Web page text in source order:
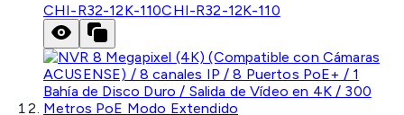
CHI-R32-12K-110CHI-R32-12K-110